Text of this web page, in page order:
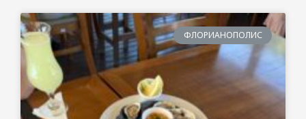
ФЛОРИАНОПОЛИС